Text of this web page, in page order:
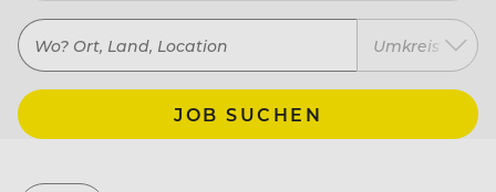
Umkreis
JOB SUCHEN